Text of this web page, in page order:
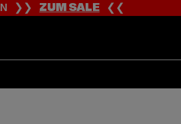
❯❯ZUM SALE❮❮